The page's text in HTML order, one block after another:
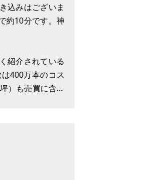
込みはございま
約10分です。神
紹介されている
400万本のコス
）も売買に含み